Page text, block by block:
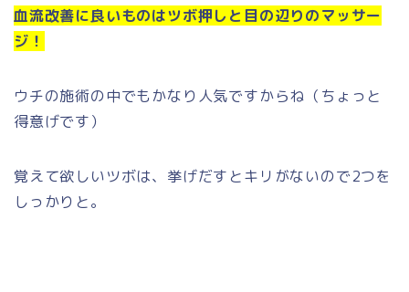
血流改善に良いものはツボ押しと目の辺りのマッサー
ジ！
ウチの施術の中でもかなり人気ですからね（ちょっと
得意げです）
覚えて欲しいツボは、挙げだすとキリがないので2つを
しっかりと。